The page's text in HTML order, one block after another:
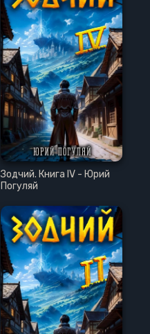
Зодчий. Книга IV - Юрий
Погуляй